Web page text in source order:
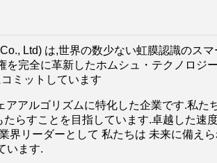
Ltd) は,世界の数少ない虹膜認識のス
完全に革新したホムシュ・テクノロジ
ミットしています
アルゴリズムに特化した企業です.私た
らすことを目指しています.卓越した速
リーダーとして 私たちは 未来に備えら
います.